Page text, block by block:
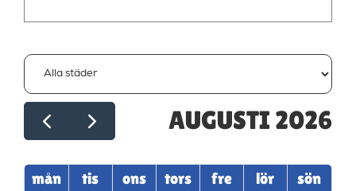
AUGUSTI 2026
mån tis ons tors fre lör sön